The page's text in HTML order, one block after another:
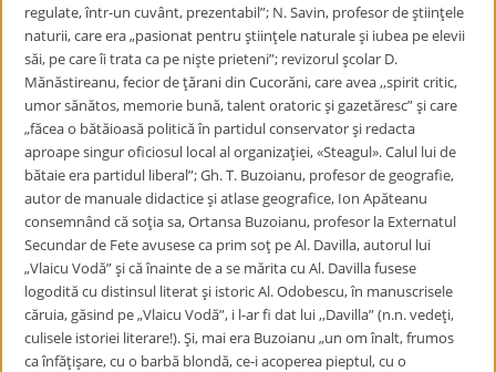
regulate, într-un cuvânt, prezentabil”; N. Savin, profesor de ştiinţele
naturii, care era „pasionat pentru ştiinţele naturale şi iubea pe elevii
săi, pe care îi trata ca pe nişte prieteni”; revizorul şcolar D.
Mănăstireanu, fecior de ţărani din Cucorăni, care avea ,,spirit critic,
umor sănătos, memorie bună, talent oratoric şi gazetăresc” şi care
„făcea o bătăioasă politică în partidul conservator şi redacta
aproape singur oficiosul local al organizaţiei, «Steagul». Calul lui de
bătaie era partidul liberal”; Gh. T. Buzoianu, profesor de geografie,
autor de manuale didactice şi atlase geografice, Ion Apăteanu
consemnând că soţia sa, Ortansa Buzoianu, profesor la Externatul
Secundar de Fete avusese ca prim soţ pe Al. Davilla, autorul lui
„Vlaicu Vodă” şi că înainte de a se mărita cu Al. Davilla fusese
logodită cu distinsul literat şi istoric Al. Odobescu, în manuscrisele
căruia, găsind pe „Vlaicu Vodă”, i l-ar fi dat lui ,,Davilla” (n.n. vedeţi,
culisele istoriei literare!). Şi, mai era Buzoianu „un om înalt, frumos
ca înfăţişare, cu o barbă blondă, ce-i acoperea pieptul, cu o